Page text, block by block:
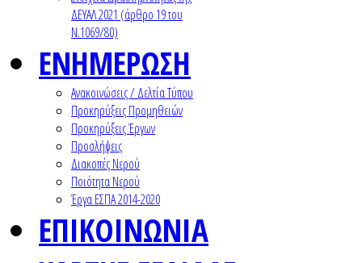
ΔΕΥΑΛ 2021 (άρθρο 19 του
Ν.1069/80)
ΕΝΗΜΕΡΩΣΗ
Ανακοινώσεις / Δελτία Τύπου
Προκηρύξεις Προμηθειών
Προκηρύξεις Έργων
Προσλήψεις
Διακοπές Νερού
Ποιότητα Νερού
Έργα ΕΣΠΑ 2014-2020
ΕΠΙΚΟΙΝΩΝΙΑ